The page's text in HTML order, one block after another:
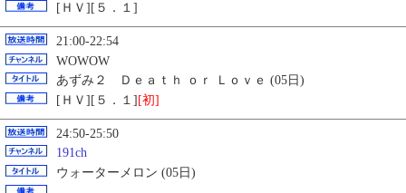
[ＨＶ][５．１]
21:00-22:54
WOWOW
あずみ２ Ｄｅａｔｈ ｏｒ Ｌｏｖｅ (05日)
[ＨＶ][５．１] [初]
24:50-25:50
191ch
ウォーターメロン (05日)